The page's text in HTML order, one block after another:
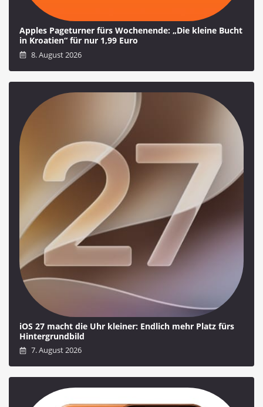
Apples Pageturner fürs Wochenende: „Die kleine Bucht
in Kroatien“ für nur 1,99 Euro
8. August 2026
iOS 27 macht die Uhr kleiner: Endlich mehr Platz fürs
Hintergrundbild
7. August 2026